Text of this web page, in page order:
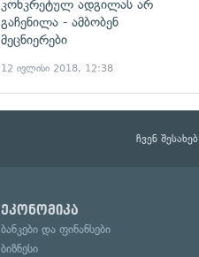
კონკრეტულ ადგილას არ
გაჩენილა - ამბობენ
მეცნიერები
12 ივლისი 2018, 12:38
ჩვენ შესახებ
ეკონომიკა
ბანკები და ფინანსები
ბიზნესი